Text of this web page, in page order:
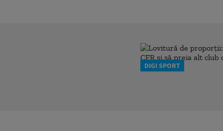
DIGI SPORT